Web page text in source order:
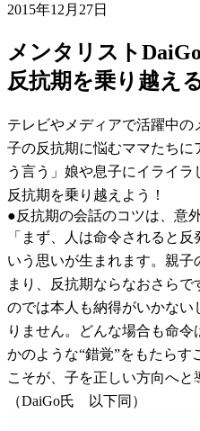
2015年12月27日
メンタリスト
反抗期を乗り越える
テレビやメディアで活躍中の
子の反抗期に悩むママたち
う言う」娘や息子にイライ
反抗期を乗り越えよう！
●反抗期の会話のコツは、意
「まず、人は命令されると
いう思いが生まれます。親
まり、反抗期ならなおさら
のでは本人も納得がいかな
りません。どんな場合も命
かのような“錯覚”をもたら
こそが、子を正しい方向へと
（DaiGo氏 以下同）